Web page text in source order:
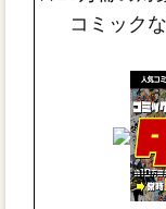
コミック